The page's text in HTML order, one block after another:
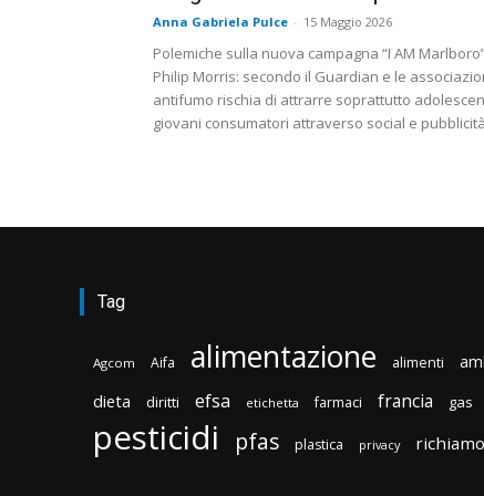
Anna Gabriela Pulce - 15 Maggio 2026
Polemiche sulla nuova campagna “I AM
Philip Morris: secondo il Guardian e le
antifumo rischia di attrarre soprattutto
giovani consumatori attraverso social e pubblicità
Tag
Agcom Aifa alimentazione alimenti
dieta diritti efsa etichetta farmaci francia gas
pesticidi pfas plastica privacy richiamo